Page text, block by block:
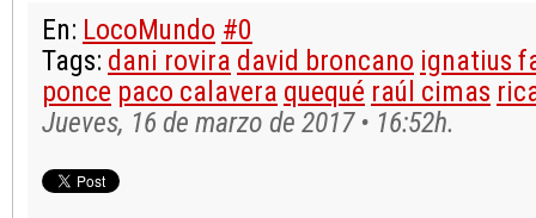
En: LocoMundo #0
Tags: dani rovira david broncano ignatius
ponce paco calavera quequé raúl cimas
Jueves, 16 de marzo de 2017 • 16:52h.